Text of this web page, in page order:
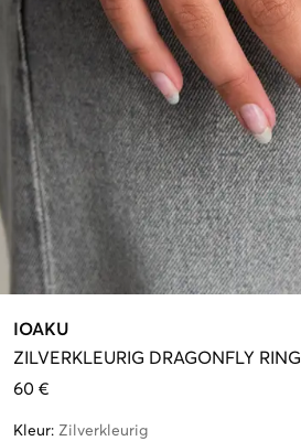
IOAKU
ZILVERKLEURIG DRAGONFLY RING
60 €
Kleur: Zilverkleurig